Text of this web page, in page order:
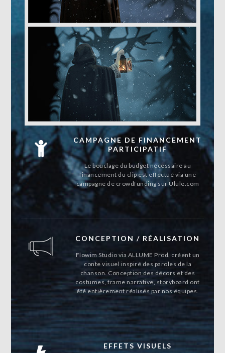
CAMPAGNE DE FINANCEMENT
PARTICIPATIF
Le bouclage du budget nécessaire au
financement du clip est effectué via une
campagne de crowdfunding sur Ulule.com
CONCEPTION / RÉALISATION
Flowim Studio via ALLUME Prod. créent un
conte visuel inspiré des paroles de la
chanson. Conception des décors et des
costumes, trame narrative, storyboard ont
été entièrement réalisés par nos équipes.
EFFETS VISUELS